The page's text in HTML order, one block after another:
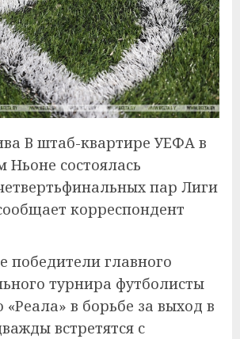
В штаб-квартире УЕФА в
Ньоне состоялась
пар Лиги
корреспондент
победители главного
турнира футболисты
в борьбе за выход в
встретятся с